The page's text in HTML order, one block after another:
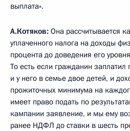
выплата».
А.Котяков: Она рассчитывается
уплаченного налога на доходы
процента до доведения его
То есть если гражданин
и у него в семье двое детей, и
прожиточных минимума на
имеет право подать по
кампании заявление, и мы ему
ранее НДФЛ до ставки в шесть